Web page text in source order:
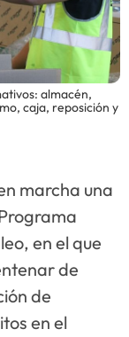
almacén,
caja, reposición y
marcha una
en el que
de
de
en el